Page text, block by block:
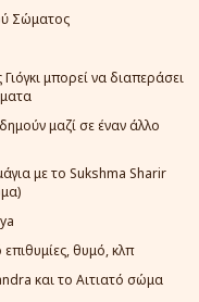
Σώματος
μπορεί να διαπεράσει
μαζί σε έναν άλλο
με το Sukshma Sharir
θυμό, κλπ
και το Αιτιατό σώμα